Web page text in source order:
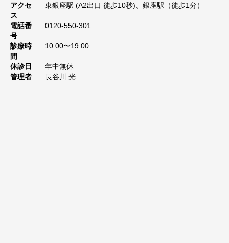
アクセ
ス
東銀座駅 (A2出口 徒歩10秒)、銀座駅（徒歩1分）
電話番
号
0120-550-301
診療時
間
10:00〜19:00
休診日
年中無休
管理者
長谷川 光